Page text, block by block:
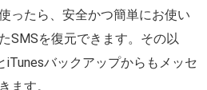
ったら、安全かつ簡単にお使い
SMSを復元できます。その以
iTunesバックアップからもメッセ
ます。